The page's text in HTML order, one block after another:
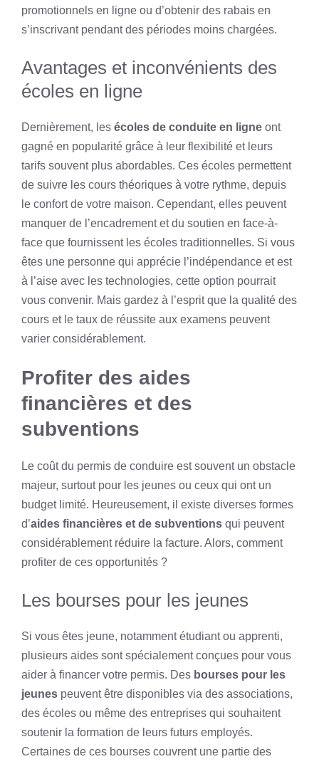
promotionnels en ligne ou d’obtenir des rabais en
s’inscrivant pendant des périodes moins chargées.
Avantages et inconvénients des
écoles en ligne
Dernièrement, les écoles de conduite en ligne ont
gagné en popularité grâce à leur flexibilité et leurs
tarifs souvent plus abordables. Ces écoles permettent
de suivre les cours théoriques à votre rythme, depuis
le confort de votre maison. Cependant, elles peuvent
manquer de l’encadrement et du soutien en face-à-
face que fournissent les écoles traditionnelles. Si vous
êtes une personne qui apprécie l’indépendance et est
à l’aise avec les technologies, cette option pourrait
vous convenir. Mais gardez à l’esprit que la qualité des
cours et le taux de réussite aux examens peuvent
varier considérablement.
Profiter des aides
financières et des
subventions
Le coût du permis de conduire est souvent un obstacle
majeur, surtout pour les jeunes ou ceux qui ont un
budget limité. Heureusement, il existe diverses formes
d’aides financières et de subventions qui peuvent
considérablement réduire la facture. Alors, comment
profiter de ces opportunités ?
Les bourses pour les jeunes
Si vous êtes jeune, notamment étudiant ou apprenti,
plusieurs aides sont spécialement conçues pour vous
aider à financer votre permis. Des bourses pour les
jeunes peuvent être disponibles via des associations,
des écoles ou même des entreprises qui souhaitent
soutenir la formation de leurs futurs employés.
Certaines de ces bourses couvrent une partie des